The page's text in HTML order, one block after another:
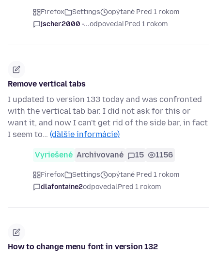
Firefox Settings
opýtané Pred 1 rokom
jscher2000 -...odpovedalPred 1 rokom
Remove vertical tabs
I updated to version 133 today and was confronted
with the vertical tab bar. I did not ask for this or
want it, and now I can't get rid of the side bar, in fact
I seem to… (ďalšie informácie)
Vyriešené Archivované 15 1156
Firefox Settings
opýtané Pred 1 rokom
dlafontaine2odpovedalPred 1 rokom
How to change menu font in version 132